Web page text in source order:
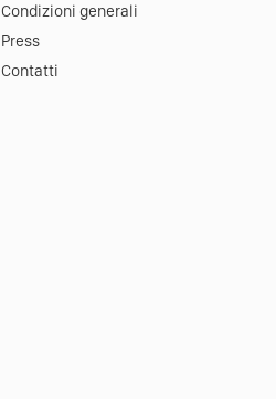
Condizioni generali
Press
Contatti